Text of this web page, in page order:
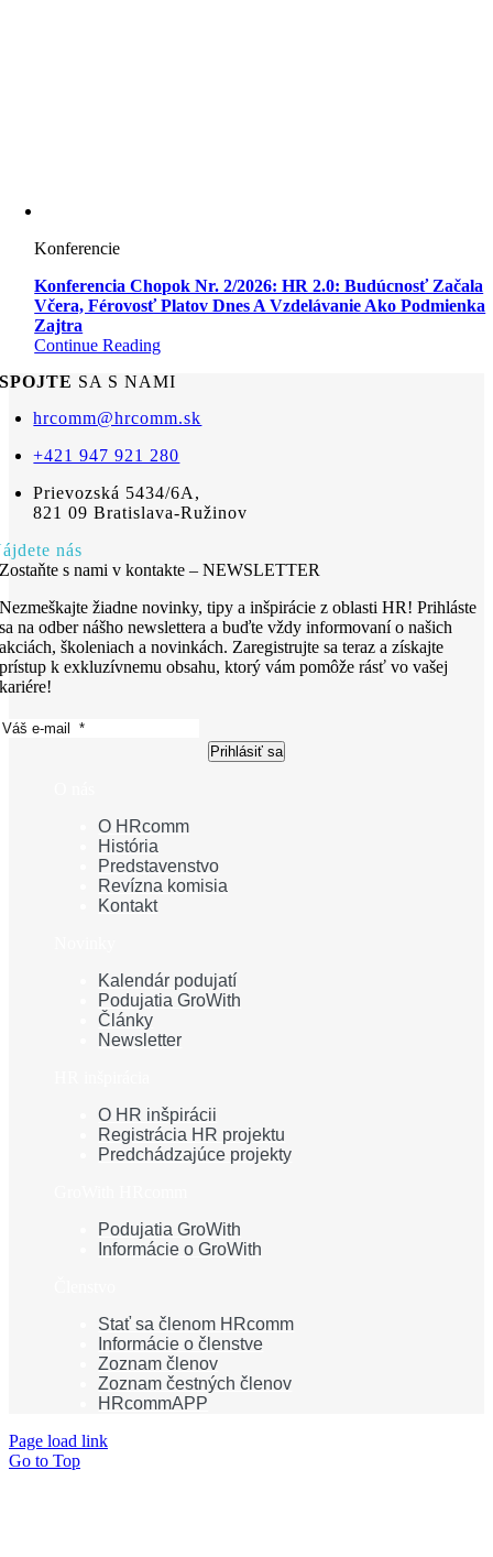
Konferencie
Konferencia Chopok Nr. 2/2026: HR 2.0: Budúcnosť Začala
Včera, Férovosť Platov Dnes A Vzdelávanie Ako Podmienka
Zajtra
Continue Reading
SPOJTE SA S NAMI
hrcomm@hrcomm.sk
+421 947 921 280
Prievozská 5434/6A,
821 09 Bratislava-Ružinov
nás
Zostaňte s nami v kontakte – NEWSLETTER
Nezmeškajte žiadne novinky, tipy a inšpirácie z oblasti HR! Prihláste
sa na odber nášho newslettera a buďte vždy informovaní o našich
akciách, školeniach a novinkách. Zaregistrujte sa teraz a získajte
prístup k exkluzívnemu obsahu, ktorý vám pomôže rásť vo vašej
kariére!
Prihlásiť sa
O HRcomm
História
Predstavenstvo
Revízna komisia
Kontakt
Kalendár podujatí
Podujatia GroWith
Články
Newsletter
O HR inšpirácii
Registrácia HR projektu
Predchádzajúce projekty
Podujatia GroWith
Informácie o GroWith
Stať sa členom HRcomm
Informácie o členstve
Zoznam členov
Zoznam čestných členov
HRcommAPP
Page load link
Go to Top